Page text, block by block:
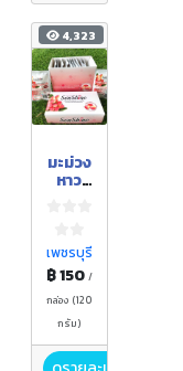
4,323
มะม่วง
หาว
เพชรบุรี
฿ 150 /
กล่อง (120
กรัม)